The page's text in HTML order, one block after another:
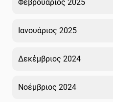
Φεβρουάριος 2025
Ιανουάριος 2025
Δεκέμβριος 2024
Νοέμβριος 2024